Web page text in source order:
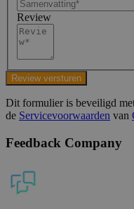
Review
Review versturen
Dit formulier is beveiligd
de Servicevoorwaarden van
Feedback Company